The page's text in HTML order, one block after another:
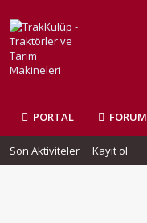
PORTAL FORUM
Son Aktiviteler Kayıt ol